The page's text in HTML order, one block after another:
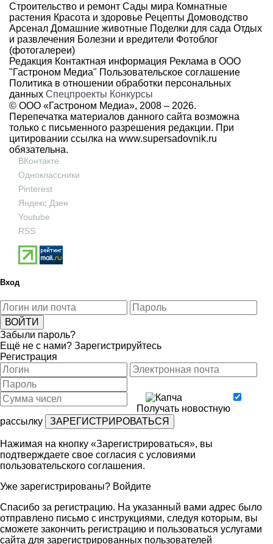
Строительство и ремонт Сады мира Комнатные
растения Красота и здоровье Рецепты Домоводство
Арсенал Домашние животные Поделки для сада Отдых
и развлечения Болезни и вредители Фотоблог
(фотогалереи)
Редакция Контактная информация Реклама в ООО
"Гастроном Медиа" Пользовательское соглашение
Политика в отношении обработки персональных
данных Спецпроекты Конкурсы
© ООО «Гастроном Медиа», 2008 – 2026.
Перепечатка материалов данного сайта возможна
только с письменного разрешения редакции. При
цитировании ссылка на www.supersadovnik.ru
обязательна.
ВКонтакте
Одноклассники
Pinterest
Яндекс Дзен
Youtube
RSS
Вход
Забыли пароль?
Ещё не с нами? Зарегистрируйтесь
Регистрация
Получать новостную
рассылку
Нажимая на кнопку «Зарегистрироваться», вы
подтверждаете свое согласия с условиями
пользовательского соглашения.
Уже зарегистрированы? Войдите
Спасибо за регистрацию. На указанный вами адрес было
отправлено письмо с инструкциями, следуя которым, вы
сможете закончить регистрацию и пользоваться услугами
сайта для зарегистрированных пользователей